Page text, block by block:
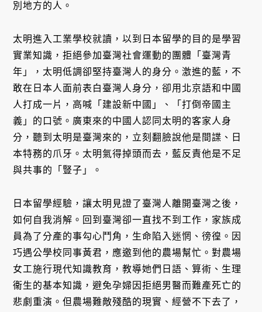
別地方的人。
太明進入工業學校就讀，以到日本留學的目的是學習
實業知識，拒絕參加臺灣社會運動的團體「臺灣青
年」，太明低調卻堅持臺灣人的身分。激進的藍，不
敢在日本人面前表白臺灣人身分，卻用北京語和中國
人打成一片，高喊「建設新中國」、「打倒帝國主
義」的口號。廣東來的中國人認同太明的客家人身
分，聽到太明是臺灣來的，立刻翻臉說他是間諜、日
本特務的爪牙。太明氣得掉頭而去，藍反責他是不足
與共事的「豎子」。
日本留學經驗，讓太明見證了臺灣人離開臺灣之後，
如何自我消解。回到臺灣卻一直找不到工作，家族成
員為了分產的事勾心鬥角，生命陷入迷惘、徬徨。因
巧遇公學校同事黃君，應邀到他的農場幫忙。對農場
女工施行現代知識教育，教導她們日語、算術、生理
衞生的基本知識，避免孕婦因拒絕男醫而難產死亡的
悲劇重演。但農場難敵殘酷的現實、經營不下去了，